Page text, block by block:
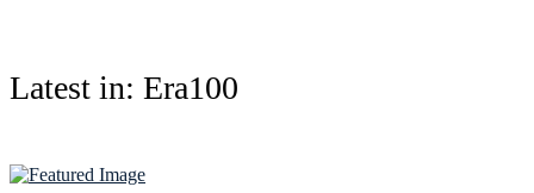
Latest in: Era100